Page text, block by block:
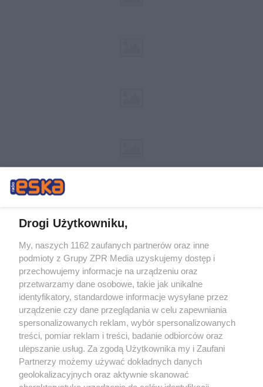
Żaden utwór zamieszczony w serwisie nie może być powielany i
rozpowszechniany lub dalej rozpowszechniany w jakikolwiek sposób (w
tym także elektroniczny lub mechaniczny) na jakimkolwiek polu
eksploatacji w jakiejkolwiek formie, włącznie z umieszczaniem w Internecie
bez pisemnej zgody właściciela praw. Jakiekolwiek użycie lub
wykorzystanie utworów w całości lub w części z naruszeniem prawa, tzn.
bez właściwej zgody, jest zabronione pod groźbą kary i może być ścigane
prawnie.
Drogi Użytkowniku,
My, naszych 1162 zaufanych partnerów oraz inne
podmioty z Grupy ZPR Media uzyskujemy dostęp i
przechowujemy informacje na urządzeniu oraz
przetwarzamy dane osobowe, takie jak unikalne
identyfikatory, standardowe informacje wysyłane przez
urządzenie czy dane przeglądania w celu zapewniania
spersonalizowanych reklam, wybór spersonalizowanych
treści, pomiar reklam i treści, badanie odbiorców oraz
ulepszanie usług. Za zgodą Użytkownika my i Zaufani
Partnerzy możemy używać dokładnych danych
geolokalizacyjnych oraz aktywnie skanować